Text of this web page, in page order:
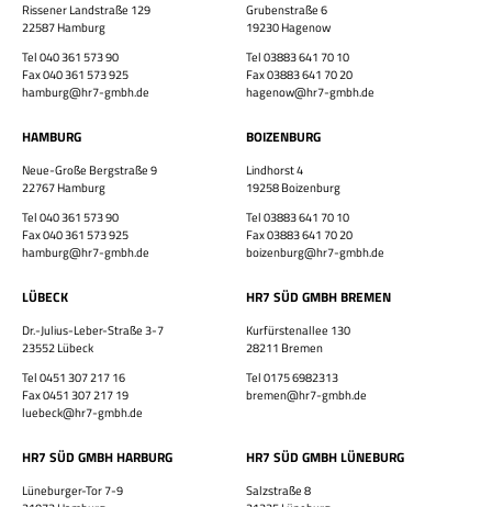
Rissener Landstraße 129
22587 Hamburg
Tel 040 361 573 90
Fax 040 361 573 925
hamburg@hr7-gmbh.de
HAMBURG
Neue-Große Bergstraße 9
22767 Hamburg
Tel 040 361 573 90
Fax 040 361 573 925
hamburg@hr7-gmbh.de
Grubenstraße 6
19230 Hagenow
Tel 03883 641 70 10
Fax 03883 641 70 20
hagenow@hr7-gmbh.de
BOIZENBURG
Lindhorst 4
19258 Boizenburg
Tel 03883 641 70 10
Fax 03883 641 70 20
boizenburg@hr7-gmbh.de
LÜBECK
Dr.-Julius-Leber-Straße 3-7
23552 Lübeck
Tel 0451 307 217 16
Fax 0451 307 217 19
luebeck@hr7-gmbh.de
HR7 SÜD GMBH HARBURG
Lüneburger-Tor 7-9
HR7 SÜD GMBH BREMEN
Kurfürstenallee 130
28211 Bremen
Tel 0175 6982313
bremen@hr7-gmbh.de
HR7 SÜD GMBH LÜNEBURG
Salzstraße 8
HR7 GmbH
Finde eine Stelle, die genau zu Dir passt!
Bewirb dich jetzt!
Vor- & Nachname
E-Mail-Adresse
WhatsApp-Nummer
Wohnort / PLZ